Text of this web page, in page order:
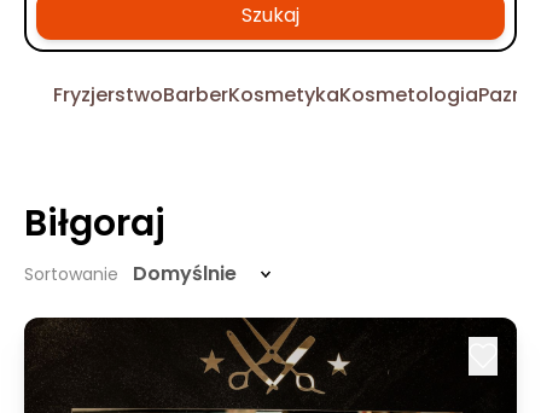
Szukaj
FryzjerstwoBarberKosmetykaKosmetologia
Biłgoraj
Sortowanie Domyślnie